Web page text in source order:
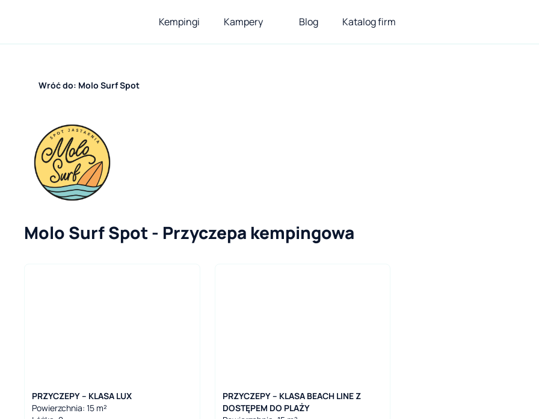
Kempingi Kampery Blog Katalog firm
Wróć do: Molo Surf Spot
Molo Surf Spot - Przyczepa kempingowa
PRZYCZEPY – KLASA LUX
Powierzchnia: 15 m²
PRZYCZEPY – KLASA BEACH LINE Z
DOSTĘPEM DO PLAŻY